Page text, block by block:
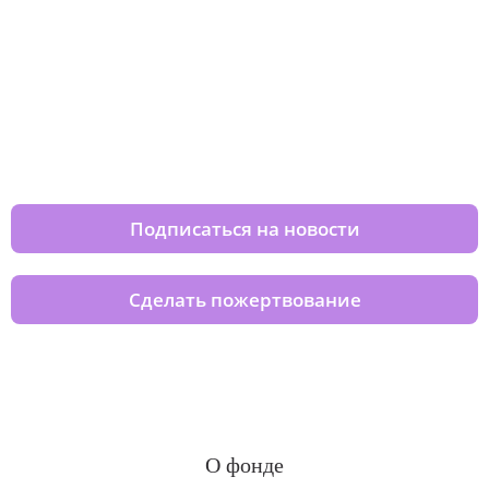
Подписаться на новости
Сделать пожертвование
О фонде